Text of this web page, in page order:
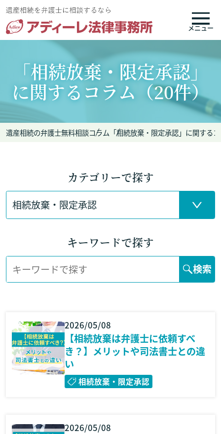
メニュー
「相続放棄・限定承認」
に関するコラム（20件）
遺産相続の弁護士無料相談コラム 「相続放棄・限定承認」に関する
カテゴリーで探す
キーワードで探す
検索
2026/05/08
【相続放棄は弁護士に依頼すべ
き？】メリットや司法書士との違
い
相続放棄・限定承認
2026/05/08